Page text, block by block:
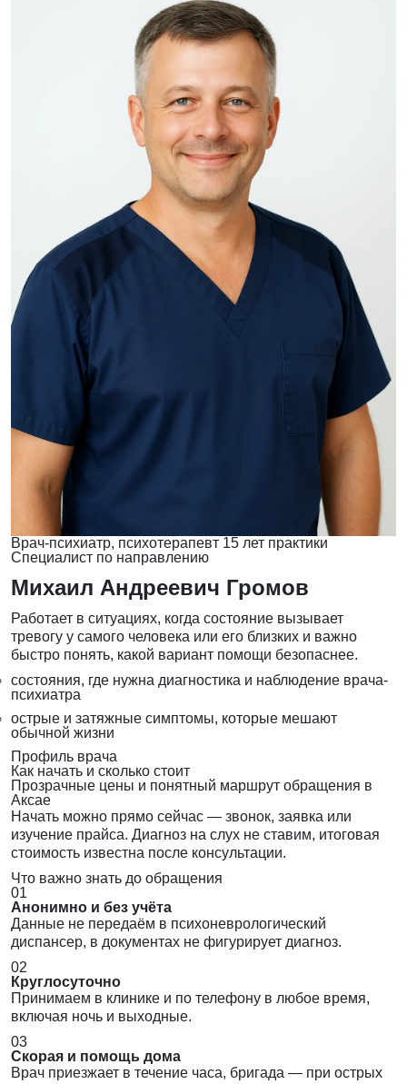
Врач-психиатр, психотерапевт 15 лет практики
Специалист по направлению
Михаил Андреевич Громов
Работает в ситуациях, когда состояние вызывает
тревогу у самого человека или его близких и важно
быстро понять, какой вариант помощи безопаснее.
состояния, где нужна диагностика и наблюдение врача-
психиатра
острые и затяжные симптомы, которые мешают
обычной жизни
Профиль врача
Как начать и сколько стоит
Прозрачные цены и понятный маршрут обращения в
Аксае
Начать можно прямо сейчас — звонок, заявка или
изучение прайса. Диагноз на слух не ставим, итоговая
стоимость известна после консультации.
Что важно знать до обращения
01
Анонимно и без учёта
Данные не передаём в психоневрологический
диспансер, в документах не фигурирует диагноз.
02
Круглосуточно
Принимаем в клинике и по телефону в любое время,
включая ночь и выходные.
03
Скорая и помощь дома
Врач приезжает в течение часа, бригада — при острых